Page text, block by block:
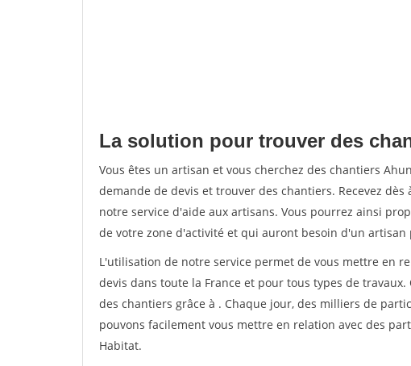
La solution pour trouver des
Vous êtes un artisan et vous cherchez des chantiers
demande de devis et trouver des chantiers. Recevez
notre service d'aide aux artisans. Vous pourrez ainsi
de votre zone d'activité et qui auront besoin d'un
L'utilisation de notre service permet de vous mettre en
devis dans toute la France et pour tous types de
des chantiers grâce à . Chaque jour, des milliers de
pouvons facilement vous mettre en relation avec des
Habitat.